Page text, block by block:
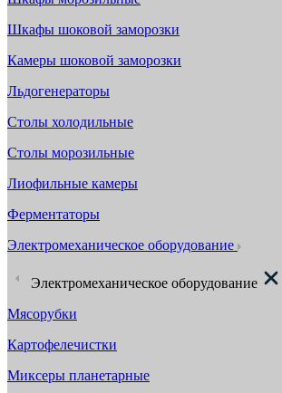
Шкафы шоковой заморозки
Камеры шоковой заморозки
Льдогенераторы
Столы холодильные
Столы морозильные
Лиофильные камеры
Ферментаторы
Электромеханическое оборудование
Электромеханическое оборудование
Мясорубки
Картофелечистки
Миксеры планетарные